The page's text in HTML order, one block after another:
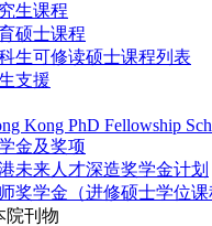
生课程
硕士课程
生可修读硕士课程列表
支援
Kong PhD Fellowship
金及奖项
未来人才深造奖学金计划
奖学金（进修硕士学位课
院刊物